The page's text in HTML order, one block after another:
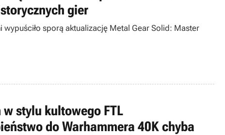
gier
wypuściło sporą aktualizację Metal Gear Solid: Master
stylu kultowego FTL
do Warhammera 40K chyba